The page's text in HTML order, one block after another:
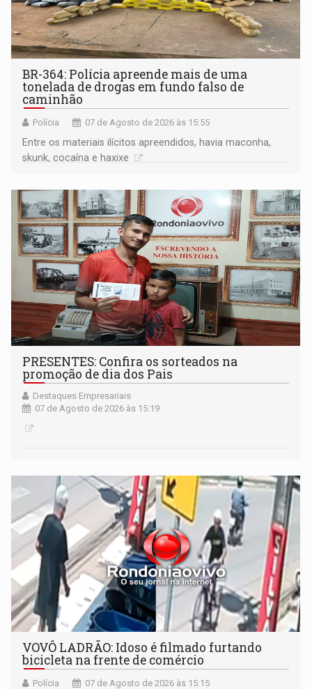
BR-364: Polícia apreende mais de uma
tonelada de drogas em fundo falso de
caminhão
Polícia 07 de Agosto de 2026 às 15:55
Entre os materiais ilícitos apreendidos, havia maconha,
skunk, cocaína e haxixe
PRESENTES: Confira os sorteados na
promoção de dia dos Pais
Destaques Empresariais
07 de Agosto de 2026 às 15:19
VOVÔ LADRÃO: Idoso é filmado furtando
bicicleta na frente de comércio
Polícia 07 de Agosto de 2026 às 15:15